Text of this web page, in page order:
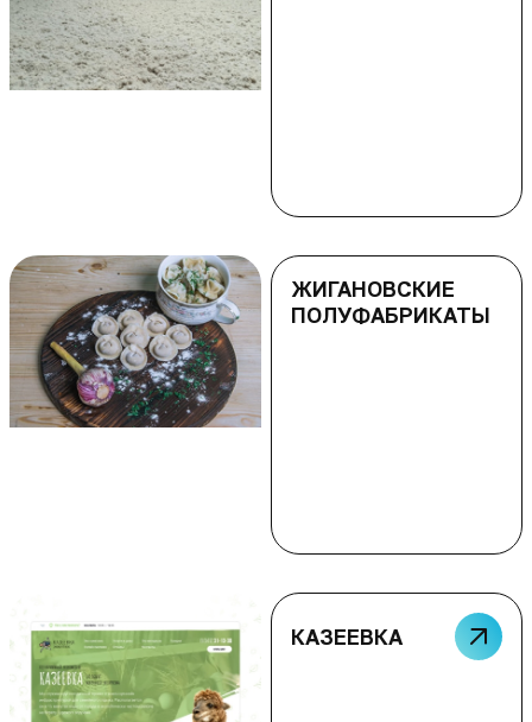
ЖИГАНОВСКИЕ
ПОЛУФАБРИКАТЫ
КАЗЕЕВКА